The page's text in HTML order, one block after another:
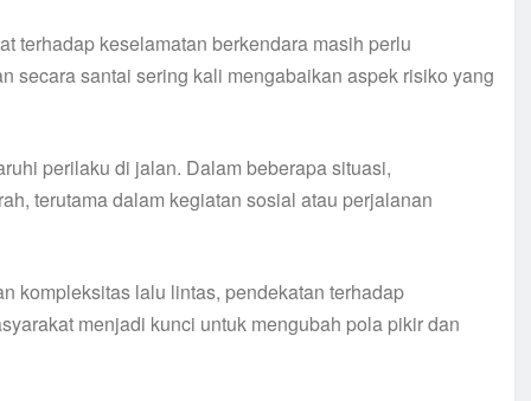
terhadap keselamatan berkendara masih perlu
secara santai sering kali mengabaikan aspek risiko yang
perilaku di jalan. Dalam beberapa situasi,
terutama dalam kegiatan sosial atau perjalanan
kompleksitas lalu lintas, pendekatan terhadap
menjadi kunci untuk mengubah pola pikir dan